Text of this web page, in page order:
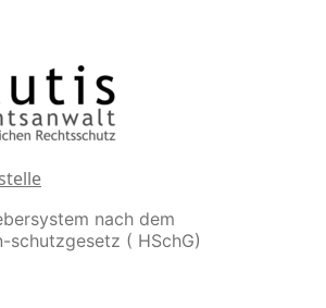
nach dem
schutzgesetz ( HSchG)